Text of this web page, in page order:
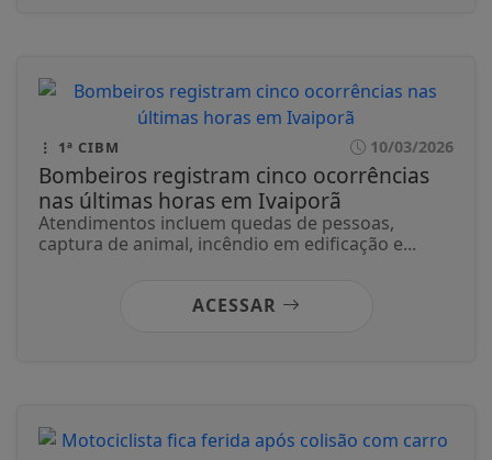
1ª CIBM 10/03/2026
Bombeiros registram cinco ocorrências
nas últimas horas em Ivaiporã
Atendimentos incluem quedas de pessoas,
captura de animal, incêndio em edificação e...
ACESSAR